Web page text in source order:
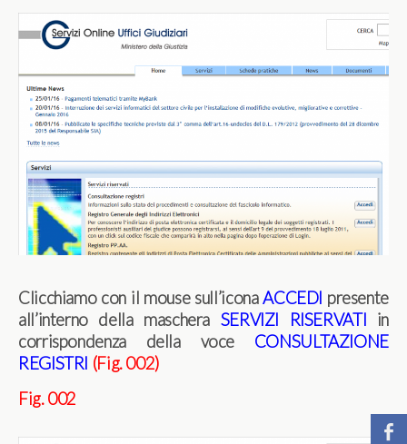
Clicchiamo con il mouse sull’iconaACCEDI presente
all’interno della maschera SERVIZI RISERVATI in
corrispondenza della voce CONSULTAZIONE
REGISTRI (Fig. 002)
Fig. 002
b